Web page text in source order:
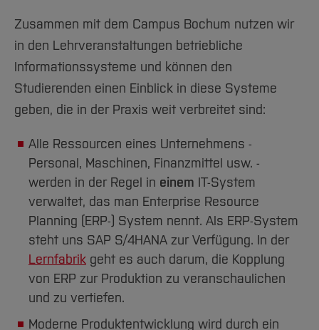
Zusammen mit dem Campus Bochum nutzen wir
in den Lehrveranstaltungen betriebliche
Informationssysteme und können den
Studierenden einen Einblick in diese Systeme
geben, die in der Praxis weit verbreitet sind:
Alle Ressourcen eines Unternehmens -
Personal, Maschinen, Finanzmittel usw. -
werden in der Regel in einem IT-System
verwaltet, das man Enterprise Resource
Planning (ERP-) System nennt. Als ERP-System
steht uns SAP S/4HANA zur Verfügung. In der
Lernfabrik geht es auch darum, die Kopplung
von ERP zur Produktion zu veranschaulichen
und zu vertiefen.
Moderne Produktentwicklung wird durch ein